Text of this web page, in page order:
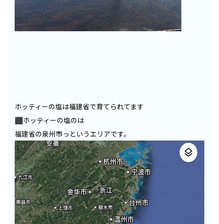
ホッティーの塩は福建省で育てられてます
⬛︎ホッティーの塩のは
福建省の泉州市っというエリアです。